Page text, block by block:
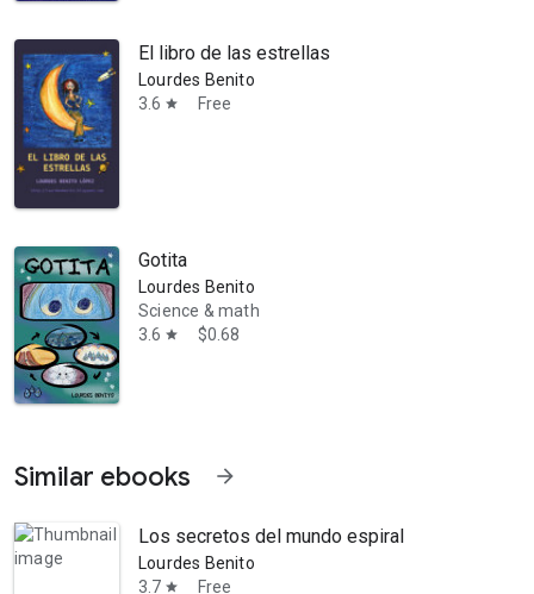
El libro de las estrellas
Lourdes Benito
3.6 star Free
Gotita
Lourdes Benito
Science & math
3.6 star $0.68
Similar ebooks arrow_forward
Los secretos del mundo espiral
Lourdes Benito
3.7 star Free